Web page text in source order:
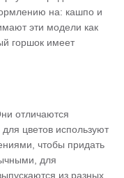
на: кашпо и
эти модели как
горшок имеет
отличаются
цветов используют
чтобы придать
для
из разных